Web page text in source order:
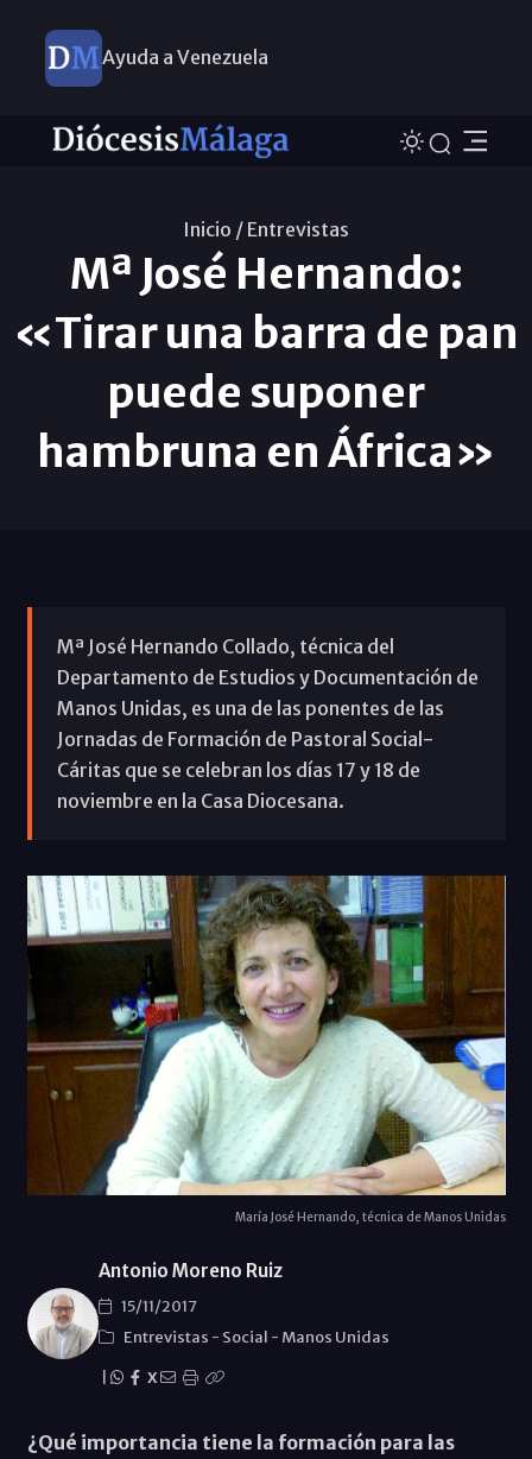
Ayuda a Venezuela
Inicio / Entrevistas
Mª José Hernando:
«Tirar una barra de pan
puede suponer
hambruna en África»
Mª José Hernando Collado, técnica del
Departamento de Estudios y Documentación de
Manos Unidas, es una de las ponentes de las
Jornadas de Formación de Pastoral Social-
Cáritas que se celebran los días 17 y 18 de
noviembre en la Casa Diocesana.
María José Hernando, técnica de Manos Unidas
Antonio Moreno Ruiz
15/11/2017
Entrevistas - Social - Manos Unidas
X
¿Qué importancia tiene la formación para las